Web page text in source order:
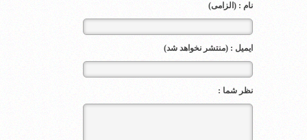
نام : (الزامی)
ایمیل : (منتشر نخواهد شد)
نظر شما :